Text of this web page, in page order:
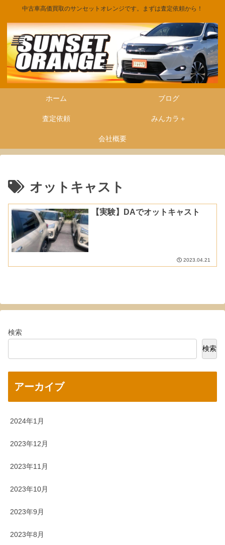
中古車高価買取のサンセットオレンジです。まずは査定依頼から！
ホーム ブログ
査定依頼 みんカラ＋
会社概要
オットキャスト
【実験】DAでオットキャスト
2023.04.21
検索
検索
アーカイブ
2024年1月
2023年12月
2023年11月
2023年10月
2023年9月
2023年8月